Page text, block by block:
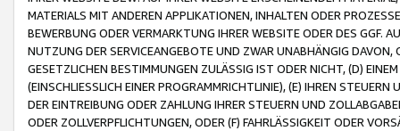
MATERIALS MIT ANDEREN APPLIKATIONEN, INHALTEN ODER
BEWERBUNG ODER VERMARKTUNG IHRER WEBSITE ODER DES GGF.
NUTZUNG DER SERVICEANGEBOTE UND ZWAR UNABHÄNGIG
GESETZLICHEN BESTIMMUNGEN ZULÄSSIG IST ODER NICHT, (D)
(EINSCHLIESSLICH EINER PROGRAMMRICHTLINIE), (E) IHREN
DER EINTREIBUNG ODER ZAHLUNG IHRER STEUERN UND
ODER ZOLLVERPFLICHTUNGEN, ODER (F) FAHRLÄSSIGKEIT ODER